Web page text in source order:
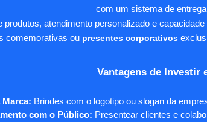
com um sistema de
produtos, atendimento personalizado e
comemorativas ou presentes corporativos
Vantagens de Investir
Marca: Brindes com o logotipo ou slogan da
com o Público: Presentear clientes e